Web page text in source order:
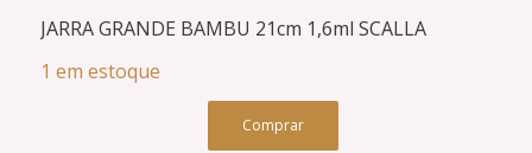
JARRA GRANDE BAMBU 21cm 1,6ml SCALLA
1 em estoque
Comprar